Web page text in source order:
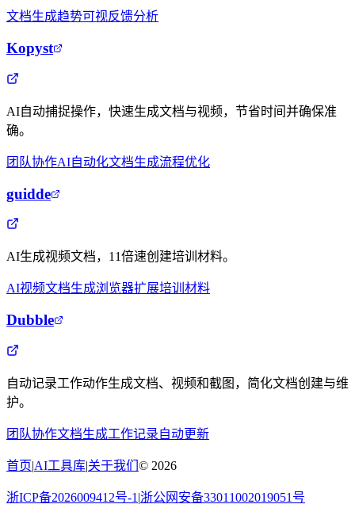
文档生成趋势可视反馈分析
Kopyst
AI自动捕捉操作，快速生成文档与视频，节省时间并确保准
确。
团队协作AI自动化文档生成流程优化
guidde
AI生成视频文档，11倍速创建培训材料。
AI视频文档生成浏览器扩展培训材料
Dubble
自动记录工作动作生成文档、视频和截图，简化文档创建与维
护。
团队协作文档生成工作记录自动更新
首页|AI工具库|关于我们 © 2026
浙ICP备2026009412号-1 |浙公网安备33011002019051号